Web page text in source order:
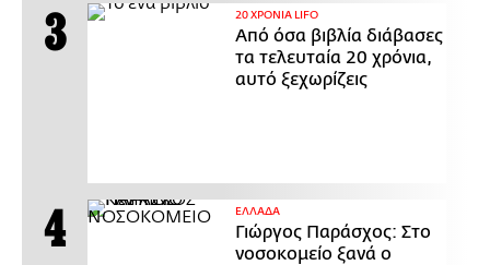
20 ΧΡΟΝΙΑ LIFO
Από όσα βιβλία διάβασες
τα τελευταία 20 χρόνια,
αυτό ξεχωρίζεις
ΕΛΛΑΔΑ
Γιώργος Παράσχος: Στο
νοσοκομείο ξανά ο